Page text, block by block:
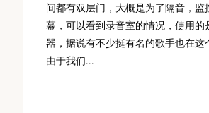
间都有双层门，大概是为了隔音，监
幕，可以看到录音室的情况，使用的
器，据说有不少挺有名的歌手也在这
由于我们...